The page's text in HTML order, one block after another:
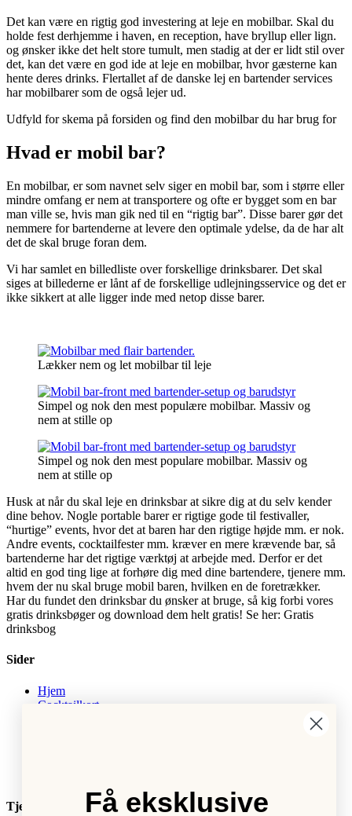
Det kan være en rigtig god investering at leje en mobilbar. Skal du
holde fest derhjemme i haven, en reception, have bryllup eller lign.
og ønsker ikke det helt store tumult, men stadig at der er lidt stil over
det, kan det være en god ide at leje en mobilbar, hvor gæsterne kan
hente deres drinks. Flertallet af de danske lej en bartender services
har mobilbarer som de også lejer ud.
Udfyld for skema på forsiden og find den mobilbar du har brug for
Hvad er mobil bar?
En mobilbar, er som navnet selv siger en mobil bar, som i større eller
mindre omfang er nem at transportere og ofte er bygget som en bar
man ville se, hvis man gik ned til en “rigtig bar”. Disse barer gør det
nemmere for bartenderne at levere den optimale ydelse, da de har alt
det de skal bruge foran dem.
Vi har samlet en billedliste over forskellige drinksbarer. Det skal
siges at billederne er lånt af de forskellige udlejningsservice og det er
ikke sikkert at alle ligger inde med netop disse barer.
Lækker nem og let mobilbar til leje
Simpel og nok den mest populære mobilbar. Massiv og
nem at stille op
Simpel og nok den mest populare mobilbar. Massiv og
nem at stille op
Husk at når du skal leje en drinksbar at sikre dig at du selv kender
dine behov. Nogle portable barer er rigtige gode til festivaller,
“hurtige” events, hvor det at baren har den rigtige højde mm. er nok.
Andre events, cocktailfester mm. kræver en mere krævende bar, så
bartenderne har det rigtige værktøj at arbejde med. Derfor er det
altid en god ting lige at forhøre dig med dine bartendere, tjenere mm.
hvem der nu skal bruge mobil baren, hvilken en de foretrækker.
Har du fundet den drinksbar du ønsker at bruge, så kig forbi vores
gratis drinksbøger og download dem helt gratis! Se her: Gratis
drinksbog
Sider
Hjem
Cocktailkort
Tjenester
Få eksklusive